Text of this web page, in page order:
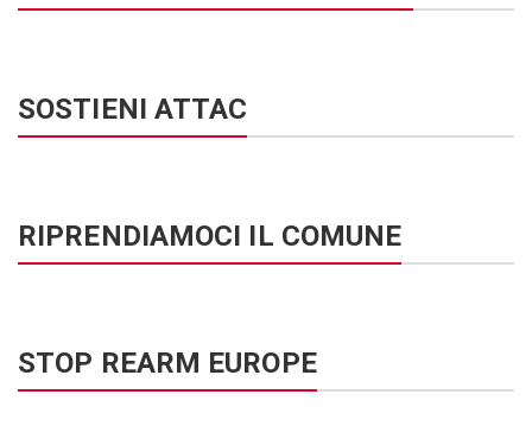
SOSTIENI ATTAC
RIPRENDIAMOCI IL COMUNE
STOP REARM EUROPE